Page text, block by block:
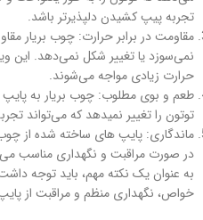
تجربه پیپ کشیدن دلپذیرتر باشد.
مقاومت در برابر حرارت: چوب بریار
نمی‌سوزد یا تغییر شکل نمی‌دهد. این
حرارت زیادی مواجه می‌شوند.
طعم و بوی مطلوب: چوب بریار به
توتون را تغییر نمیدهد که می‌تواند
ماندگاری: پایپ‌ های ساخته شده از چوب
در صورت مراقبت و نگهداری مناسب
به عنوان یک نکته مهم، باید توجه
خواص، نگهداری منظم و مراقبت از